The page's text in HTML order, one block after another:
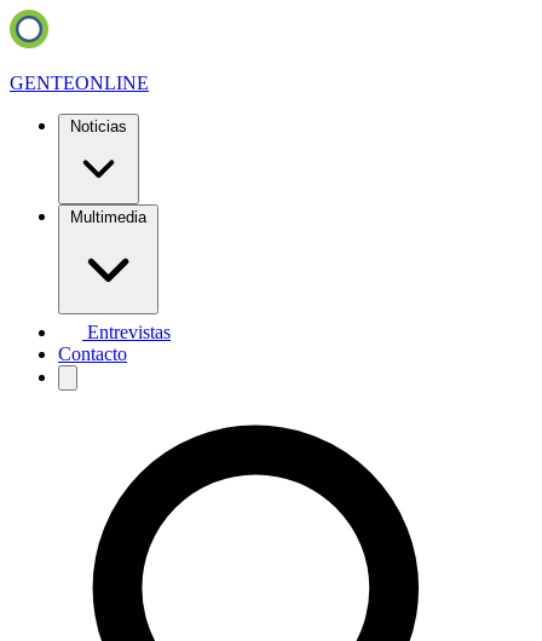
GENTEONLINE
Noticias
Multimedia
Entrevistas
Contacto